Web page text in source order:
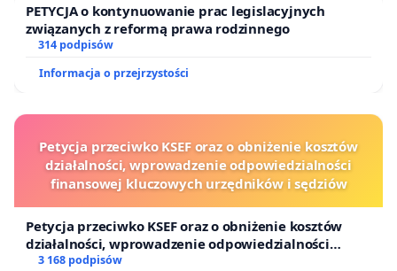
PETYCJA o kontynuowanie prac legislacyjnych
związanych z reformą prawa rodzinnego
314 podpisów
Informacja o przejrzystości
Petycja przeciwko KSEF oraz o obniżenie kosztów
działalności, wprowadzenie odpowiedzialności
finansowej kluczowych urzędników i sędziów
Petycja przeciwko KSEF oraz o obniżenie kosztów
działalności, wprowadzenie odpowiedzialności
finansowej kluczowych urzędników i sędziów
3 168 podpisów